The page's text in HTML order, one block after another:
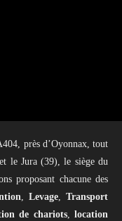
près d’Oyonnax, tout
le Jura (39), le siège du
proposant chacune des
, Levage, Transport
de chariots,location